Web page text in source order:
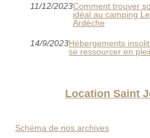
11/12/2023Comment trouver
idéal au camping
Ardèche
14/9/2023Hébergements
se ressourcer en
Location Saint
Schéma de nos archives